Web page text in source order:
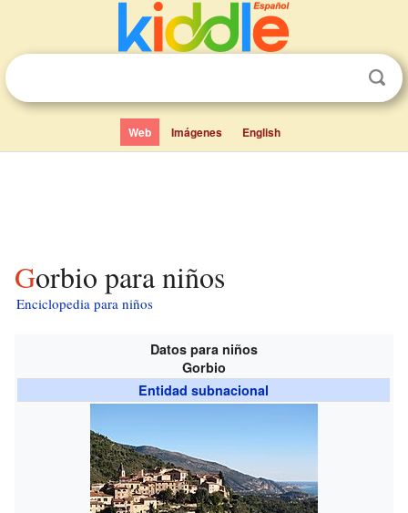
Web Imágenes English
Gorbio para niños
Enciclopedia para niños
Datos para niños
Gorbio
Entidad subnacional